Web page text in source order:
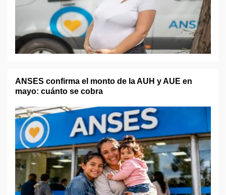
ANSES confirma el monto de la AUH y AUE en
mayo: cuánto se cobra